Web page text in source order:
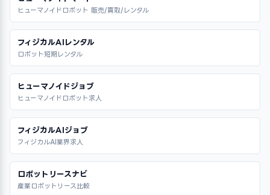
ヒューマノイドロボット 販売/買取/レンタル
フィジカルAIレンタル
ロボット短期レンタル
ヒューマノイドジョブ
ヒューマノイドロボット求人
フィジカルAIジョブ
フィジカルAI業界求人
ロボットリースナビ
産業ロボットリース比較